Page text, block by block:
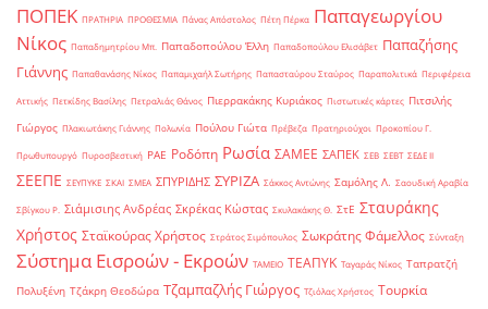
ΠΟΠΕΚ ΠΡΑΤΗΡΙΑ ΠΡΟΘΕΣΜΙΑ Πάνας Απόστολος Πέτη Πέρκα Παπαγεωργίου
Νίκος Παπαδημητρίου Μπ. Παπαδοπούλου Έλλη Παπαδοπούλου Ελισάβετ Παπαζήσης
Γιάννης Παπαθανάσης Νίκος Παπαμιχαήλ Σωτήρης Παπασταύρου Σταύρος Παραπολιτικά Περιφέρεια
Αττικής Πετκίδης Βασίλης Πετραλιάς Θάνος Πιερρακάκης Κυριάκος Πιστωτικές κάρτες Πιτσιλής
Γιώργος Πλακιωτάκης Γιάννης Πολωνία Πούλου Γιώτα Πρέβεζα Πρατηριούχοι Προκοπίου Γ.
Πρωθυπουργό Πυροσβεστική ΡΑΕ Ροδόπη Ρωσία ΣΑΜΕΕ ΣΑΠΕΚ ΣΕΒ ΣΕΒΤ ΣΕΔΕ ΙΙ
ΣΕΕΠΕ ΣΕΥΠΥΚΕ ΣΚΑΙ ΣΜΕΑ ΣΠΥΡΙΔΗΣ ΣΥΡΙΖΑ Σάκκος Αντώνης Σαμόλης Λ. Σαουδική Αραβία
Σβίγκου Ρ. Σιάμισιης Ανδρέας Σκρέκας Κώστας Σκυλακάκης Θ. ΣτΕ Σταυράκης
Χρήστος Σταϊκούρας Χρήστος Στράτος Σιμόπουλος Σωκράτης Φάμελλος Σύνταξη
Σύστημα Εισροών - Εκροών ΤΑΜΕΙΟ ΤΕΑΠΥΚ Ταγαράς Νίκος Ταπρατζή
Πολυξένη Τζάκρη Θεοδώρα Τζαμπαζλής Γιώργος Τζιόλας Χρήστος Τουρκία